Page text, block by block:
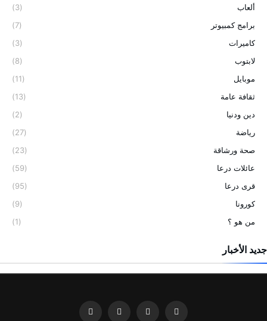
ألعاب
(3)
برامج كمبيوتر
(7)
كاميرات
(3)
لابتوب
(8)
موبايل
(11)
ثقافة عامة
(13)
دين ودنيا
(2)
رياضة
(27)
صحة ورشاقة
(23)
عائلات درعا
(59)
قرى درعا
(95)
كورونا
(9)
من هو ؟
(1)
جديد الأخبار